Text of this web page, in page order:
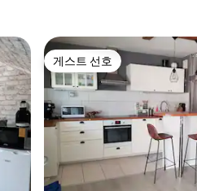
게스트 선호
게스트 선호